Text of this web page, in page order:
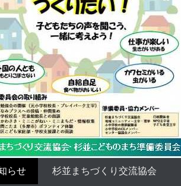
らせ 杉並まちづくり交流協会